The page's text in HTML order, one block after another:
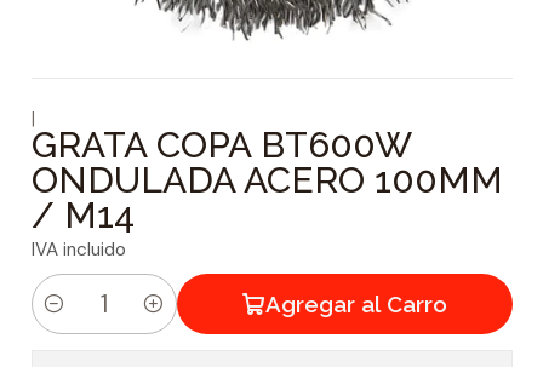
|
GRATA COPA BT600W
ONDULADA ACERO 100MM
/ M14
IVA incluido
C
Agregar al Carro